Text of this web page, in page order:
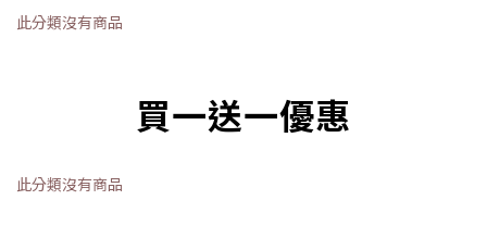
此分類沒有商品
買一送一優惠
此分類沒有商品